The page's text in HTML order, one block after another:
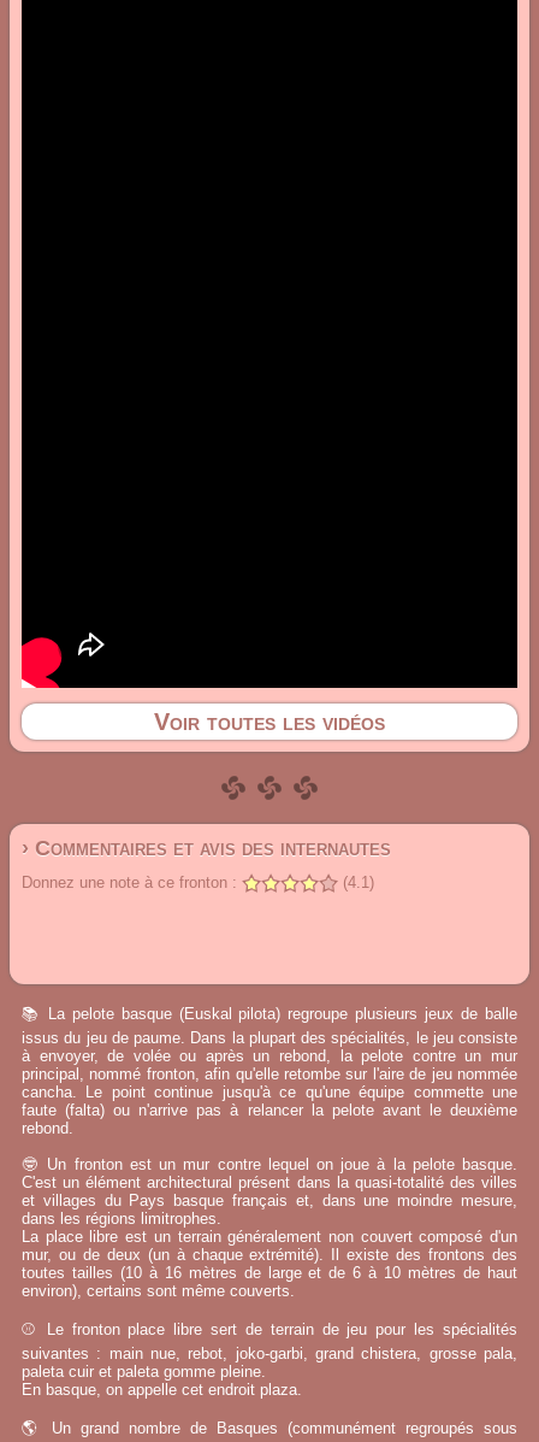
Voir toutes les vidéos
› Commentaires et avis des internautes
Donnez une note à ce fronton : (4.1)
📚 La pelote basque (Euskal pilota) regroupe plusieurs jeux de balle
issus du jeu de paume. Dans la plupart des spécialités, le jeu consiste
à envoyer, de volée ou après un rebond, la pelote contre un mur
principal, nommé fronton, afin qu'elle retombe sur l'aire de jeu nommée
cancha. Le point continue jusqu'à ce qu'une équipe commette une
faute (falta) ou n'arrive pas à relancer la pelote avant le deuxième
rebond.
🤓 Un fronton est un mur contre lequel on joue à la pelote basque.
C'est un élément architectural présent dans la quasi-totalité des villes
et villages du Pays basque français et, dans une moindre mesure,
dans les régions limitrophes.
La place libre est un terrain généralement non couvert composé d'un
mur, ou de deux (un à chaque extrémité). Il existe des frontons des
toutes tailles (10 à 16 mètres de large et de 6 à 10 mètres de haut
environ), certains sont même couverts.
⚾ Le fronton place libre sert de terrain de jeu pour les spécialités
suivantes : main nue, rebot, joko-garbi, grand chistera, grosse pala,
paleta cuir et paleta gomme pleine.
En basque, on appelle cet endroit plaza.
🌎 Un grand nombre de Basques (communément regroupés sous